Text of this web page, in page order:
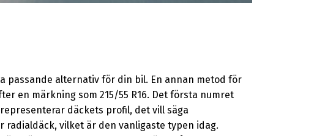
passande alternativ för din bil. En annan metod för
en märkning som 215/55 R16. Det första numret
däckets profil, det vill säga
vilket är den vanligaste typen idag.